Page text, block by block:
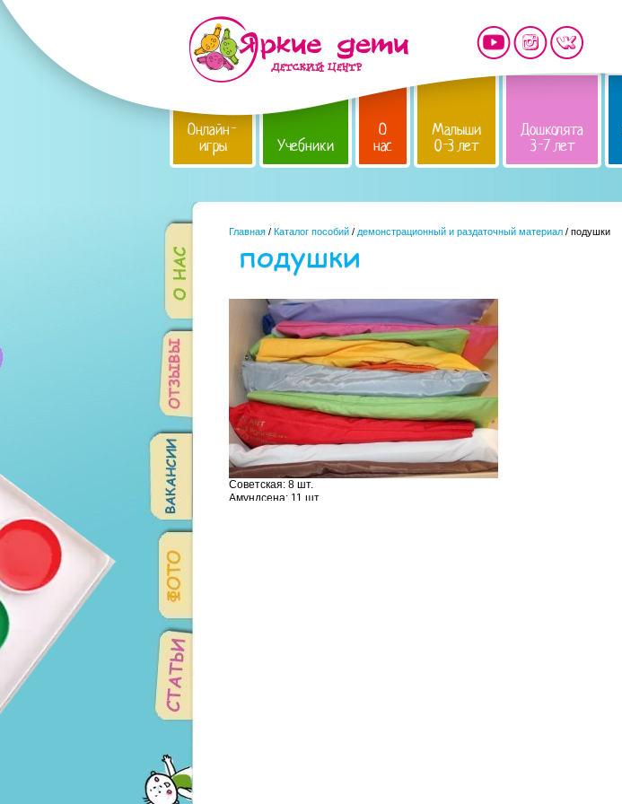
Онлайн-
игры Учебники
О
нас
Малыши
0-3 лет
Дошколята
3-7 лет
Главная / Каталог пособий / демонстрационный и раздаточный материал / подушки
подушки
Советская: 8 шт.
Амундсена: 11 шт.